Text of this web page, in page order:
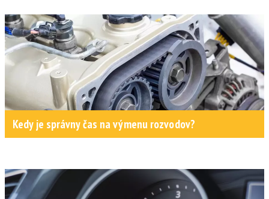
Kedy je správny čas na výmenu rozvodov?